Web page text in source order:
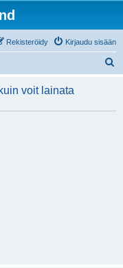
Kirjaudu sisään
Rekisteröidy
i
voit lainata